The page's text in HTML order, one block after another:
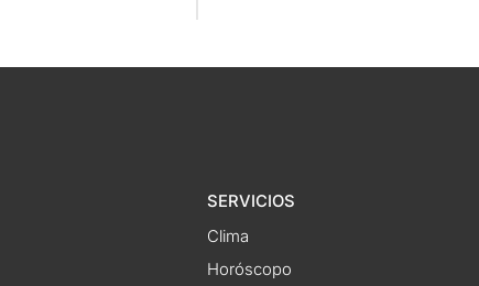
SERVICIOS
Clima
Horóscopo